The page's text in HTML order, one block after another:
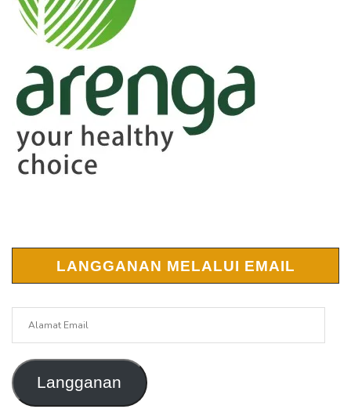
LANGGANAN MELALUI EMAIL
Langganan